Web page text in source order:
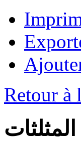
Retour à
المثلثات